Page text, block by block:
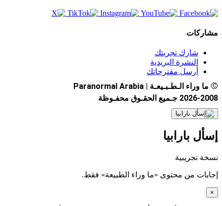
مشاركات
شارك تجربتك
النشرة البريدية
أرسل مقترحاتك
© ما وراء الـطـبـيعـة | Paranormal Arabia
2026-2008 جـميع الحقـوق محفـوظة
إسأل بارابيا
نسخة تجريبية
إجابات من محتوى «ما وراء الطبيعة» فقط.
×